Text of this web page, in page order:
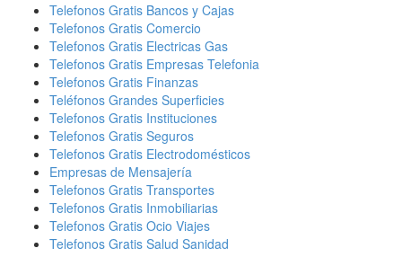
Telefonos Gratis Bancos y Cajas
Telefonos Gratis Comercio
Telefonos Gratis Electricas Gas
Telefonos Gratis Empresas Telefonia
Telefonos Gratis Finanzas
Teléfonos Grandes Superficies
Telefonos Gratis Instituciones
Telefonos Gratis Seguros
Telefonos Gratis Electrodomésticos
Empresas de Mensajería
Telefonos Gratis Transportes
Telefonos Gratis Inmobiliarias
Telefonos Gratis Ocio Viajes
Telefonos Gratis Salud Sanidad